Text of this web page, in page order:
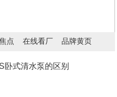
点 在线看厂 品牌黄页
卧式清水泵的区别